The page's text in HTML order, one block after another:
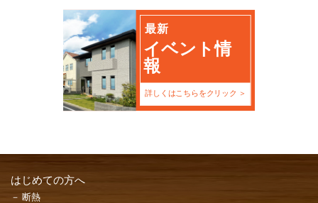
最新
イベント情
報
詳しくはこちらをクリック
はじめての方へ
断熱